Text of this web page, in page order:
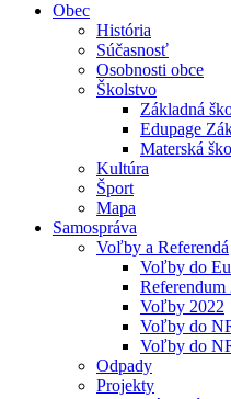
Obec
História
Súčasnosť
Osobnosti obce
Školstvo
Základná
Edupage
Materská
Kultúra
Šport
Mapa
Samospráva
Voľby a Referendá
Voľby do
Referendum
Voľby 2022
Voľby do
Voľby do
Odpady
Projekty